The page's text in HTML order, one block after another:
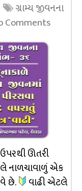
ગ્રામ્ય જીવનના
Comments
ઊતરી
નાળચાવાળું એક
છે.
વાઢી એટલે